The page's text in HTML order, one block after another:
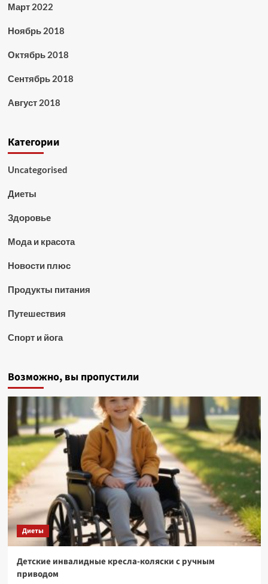
Март 2022
Ноябрь 2018
Октябрь 2018
Сентябрь 2018
Август 2018
Категории
Uncategorised
Диеты
Здоровье
Мода и красота
Новости плюс
Продукты питания
Путешествия
Спорт и йога
Возможно, вы пропустили
Диеты
Детские инвалидные кресла-коляски с ручным
приводом